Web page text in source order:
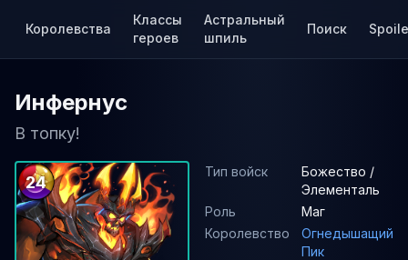
Королевства
Классы
героев
Астральный
шпиль
Поиск
Инфернус
В топку!
24
Тип войск
Божество /
Элементаль
Роль
Маг
Королевство
Огнедышащий
Пик